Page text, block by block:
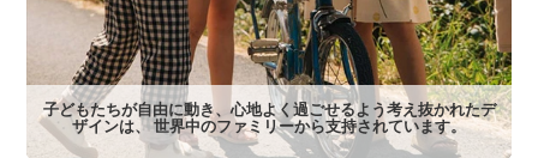
子どもたちが自由に動き、心地よく過ごせるよう考え抜かれたデ
ザインは、 世界中のファミリーから支持されています。